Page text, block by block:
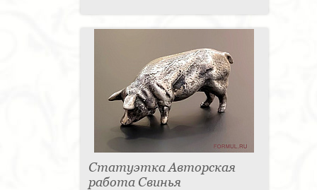
Статуэтка Авторская
работа Свинья